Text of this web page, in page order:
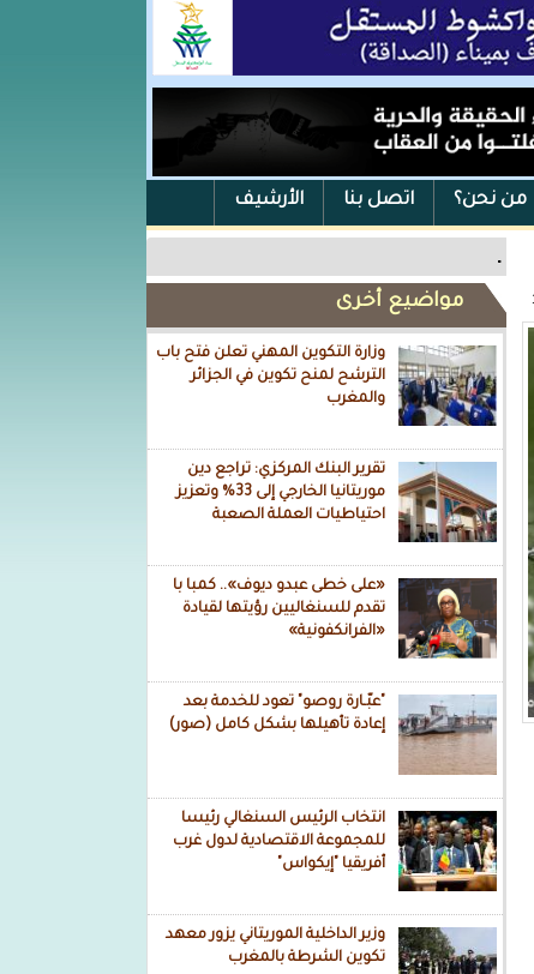
من نحن؟ اتصل بنا الأرشيف
.
مواضيع أخرى
وزارة التكوين المهني تعلن فتح باب
الترشح لمنح تكوين في الجزائر
والمغرب
تقرير البنك المركزي: تراجع دين
موريتانيا الخارجي إلى 33% وتعزيز
احتياطيات العملة الصعبة
«على خطى عبدو ديوف».. كمبا با
تقدم للسنغاليين رؤيتها لقيادة
«الفرانكفونية»
"عبّـارة روصو" تعود للخدمة بعد
إعادة تأهيلها بشكل كامل (صور)
انتخاب الرئيس السنغالي رئيسا
للمجموعة الاقتصادية لدول غرب
أفريقيا "إيكواس"
وزير الداخلية الموريتاني يزور معهد
تكوين الشرطة بالمغرب